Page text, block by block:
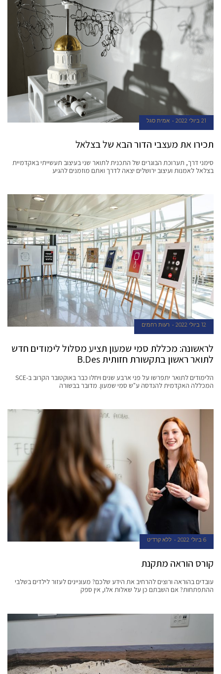
21 ביולי 2022 אמית סגל
תכירו את מעצבי הדור הבא של בצלאל
סימני דרך, תערוכת הבוגרים של התכנית לתואר שני בעיצוב תעשייתי באקדמיית
בצלאל לאמנות ועיצוב ירושלים יצאה לדרך ואתם מוזמנים להגיע
12 ביולי 2022 רעות רחמים
לראשונה: מכללת סמי שמעון תציע מסלול לימודים חדש
לתואר ראשון בתקשורת חזותית B.Des
הלימודים לתואר יתפרשו על פני ארבע שנים ויחלו כבר באוקטובר הקרוב ב-SCE
המכללה האקדמית להנדסה ע"ש סמי שמעון. מדובר בבשורה
6 ביולי 2022 ללא קרדיט
קורס הוראה מתקנת
עובדים בהוראה ורוצים להרחיב את הידע שלכם? מעוניינים לעזור לילדים בשלבי
ההתפתחות? אם השבתם כן על שאלות אלו, אין ספק